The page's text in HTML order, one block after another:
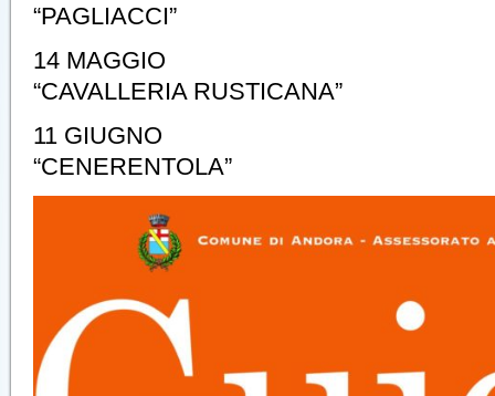
“PAGLIACCI”
14 MAGGIO
“CAVALLERIA RUSTICANA”
11 GIUGNO
“CENERENTOLA”